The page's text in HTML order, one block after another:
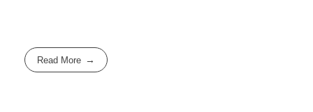
Read More